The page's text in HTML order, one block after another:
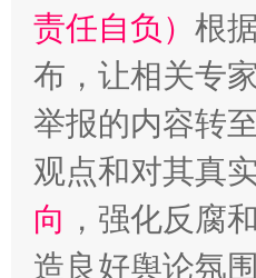
责任自负） 根
布，让相关专
举报的内容转
观点和对其真
向 ，强化反腐
造良好舆论氛